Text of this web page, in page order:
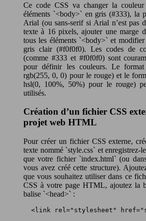
Ce code CSS va changer la
éléments `<body>` en gris (#333), la
Arial (ou sans-serif si Arial n’est pas
texte à 16 pixels, ajouter une marge
tous les éléments `<body>` et
gris clair (#f0f0f0). Les codes de
(comme #333 et #f0f0f0) sont
pour définir les couleurs. Le
rgb(255, 0, 0) pour le rouge) et le
hsl(0, 100%, 50%) pour le rouge)
utilisés.
Création d’un fichier CSS
projet web HTML
Pour créer un fichier CSS externe,
texte nommé `style.css` et enregistrez-
que votre fichier `index.html` (ou
vous avez créé cette structure).
que vous souhaitez utiliser dans ce
CSS à votre page HTML, ajoutez la
balise `<head>` :
<link rel="stylesheet"